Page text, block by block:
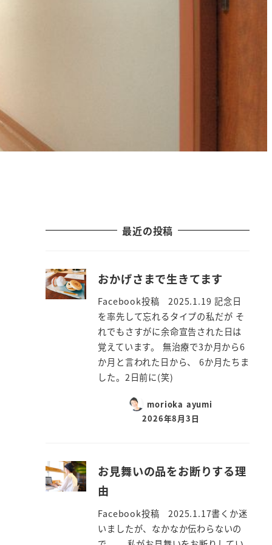
最近の投稿
おかげさまで生きてます
Facebook投稿 2025.1.19 記念日
を率先して忘れるタイプの私だが そ
れでもさすがに余命宣告された日は
覚えています。 無治療で3か月から6
か月と言われた日から、 6か月たちま
した。2日前に(笑)
morioka ayumi
2026年8月3日
お見舞いの品をお断りする理
由
Facebook投稿 2025.1.17書くか迷
いましたが、なかなか伝わらないの